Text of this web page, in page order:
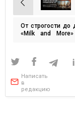
Навигация
по
записям
От строгости до
«Milk and
Написать
в
редакцию